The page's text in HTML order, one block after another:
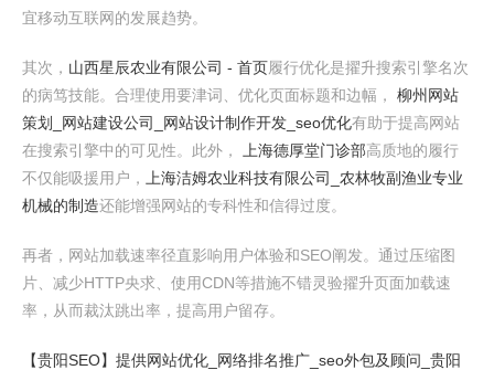
宜移动互联网的发展趋势。
其次， 山西星辰农业有限公司 - 首页履行优化是擢升搜索引擎名次
的病笃技能。合理使用要津词、优化页面标题和边幅， 柳州网站
策划_网站建设公司_网站设计制作开发_seo优化有助于提高网站
在搜索引擎中的可见性。此外，
上海德厚堂门诊部高质地的履行
不仅能吸援用户，
上海洁姆农业科技有限公司_农林牧副渔业专业
机械的制造还能增强网站的专科性和信得过度。
再者，网站加载速率径直影响用户体验和SEO阐发。通过压缩图
片、减少HTTP央求、使用CDN等措施不错灵验擢升页面加载速
率，从而裁汰跳出率，提高用户留存。
【贵阳SEO】提供网站优化_网络排名推广_seo外包及顾问_贵阳